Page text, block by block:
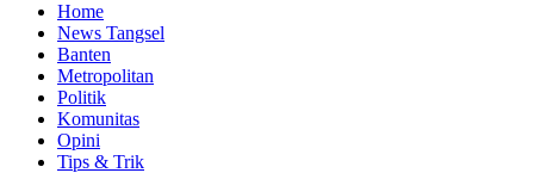
Home
News Tangsel
Banten
Metropolitan
Politik
Komunitas
Opini
Tips & Trik